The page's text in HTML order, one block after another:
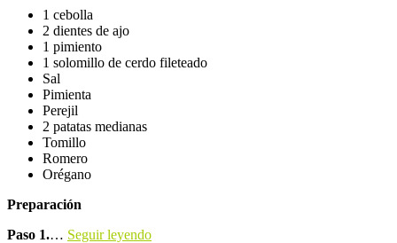
1 cebolla
2 dientes de ajo
1 pimiento
1 solomillo de cerdo fileteado
Sal
Pimienta
Perejil
2 patatas medianas
Tomillo
Romero
Orégano
Preparación
Paso 1.… Seguir leyendo